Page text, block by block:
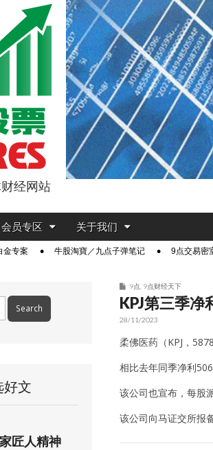
经网站
会员专区 关于我们
金专案 牛股淘寶／九点子弹笔记 9点交易密
9点 9点财经天下
KPJ第三季净
28/11/2023
柔佛医药（KPJ，
相比去年同季净利
该公司也宣布，每股
该公司向马证交所报
好文
匠人精神